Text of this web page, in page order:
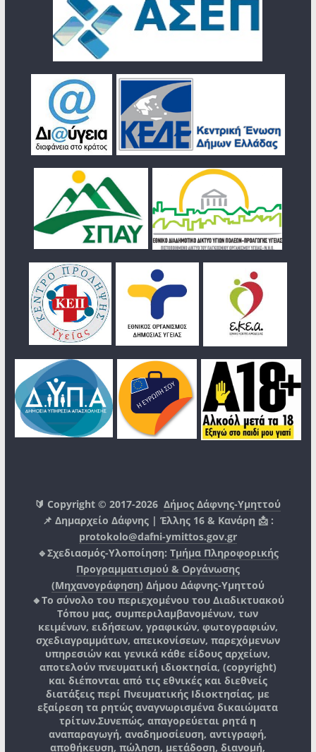
🔰 Copyright © 2017-2026Δήμος Δάφνης-Υμηττού
📌 Δημαρχείο Δάφνης | Έλλης 16 & Κανάρη 📩 :
protokolo@dafni-ymittos.gov.gr
🔹Σχεδιασμός-Υλοποίηση: Τμήμα Πληροφορικής
Προγραμματισμού & Οργάνωσης
(Μηχανογράφηση) Δήμου Δάφνης-Υμηττού
🔸Το σύνολο του περιεχομένου του Διαδικτυακού
Τόπου μας, συμπεριλαμβανομένων, των
κειμένων, ειδήσεων, γραφικών, φωτογραφιών,
σχεδιαγραμμάτων, απεικονίσεων, παρεχόμενων
υπηρεσιών και γενικά κάθε είδους αρχείων,
αποτελούν πνευματική ιδιοκτησία, (copyright)
και διέπονται από τις εθνικές και διεθνείς
διατάξεις περί Πνευματικής Ιδιοκτησίας, με
εξαίρεση τα ρητώς αναγνωρισμένα δικαιώματα
τρίτων.Συνεπώς, απαγορεύεται ρητά η
αναπαραγωγή, αναδημοσίευση, αντιγραφή,
αποθήκευση, πώληση, μετάδοση, διανομή,